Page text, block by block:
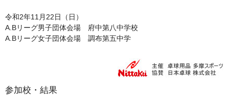
令和2年11月22日（日）
A.Bリーグ男子団体会場 府中第八中学校
A.Bリーグ女子団体会場 調布第五中学
参加校・結果